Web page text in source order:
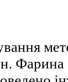
Фарина